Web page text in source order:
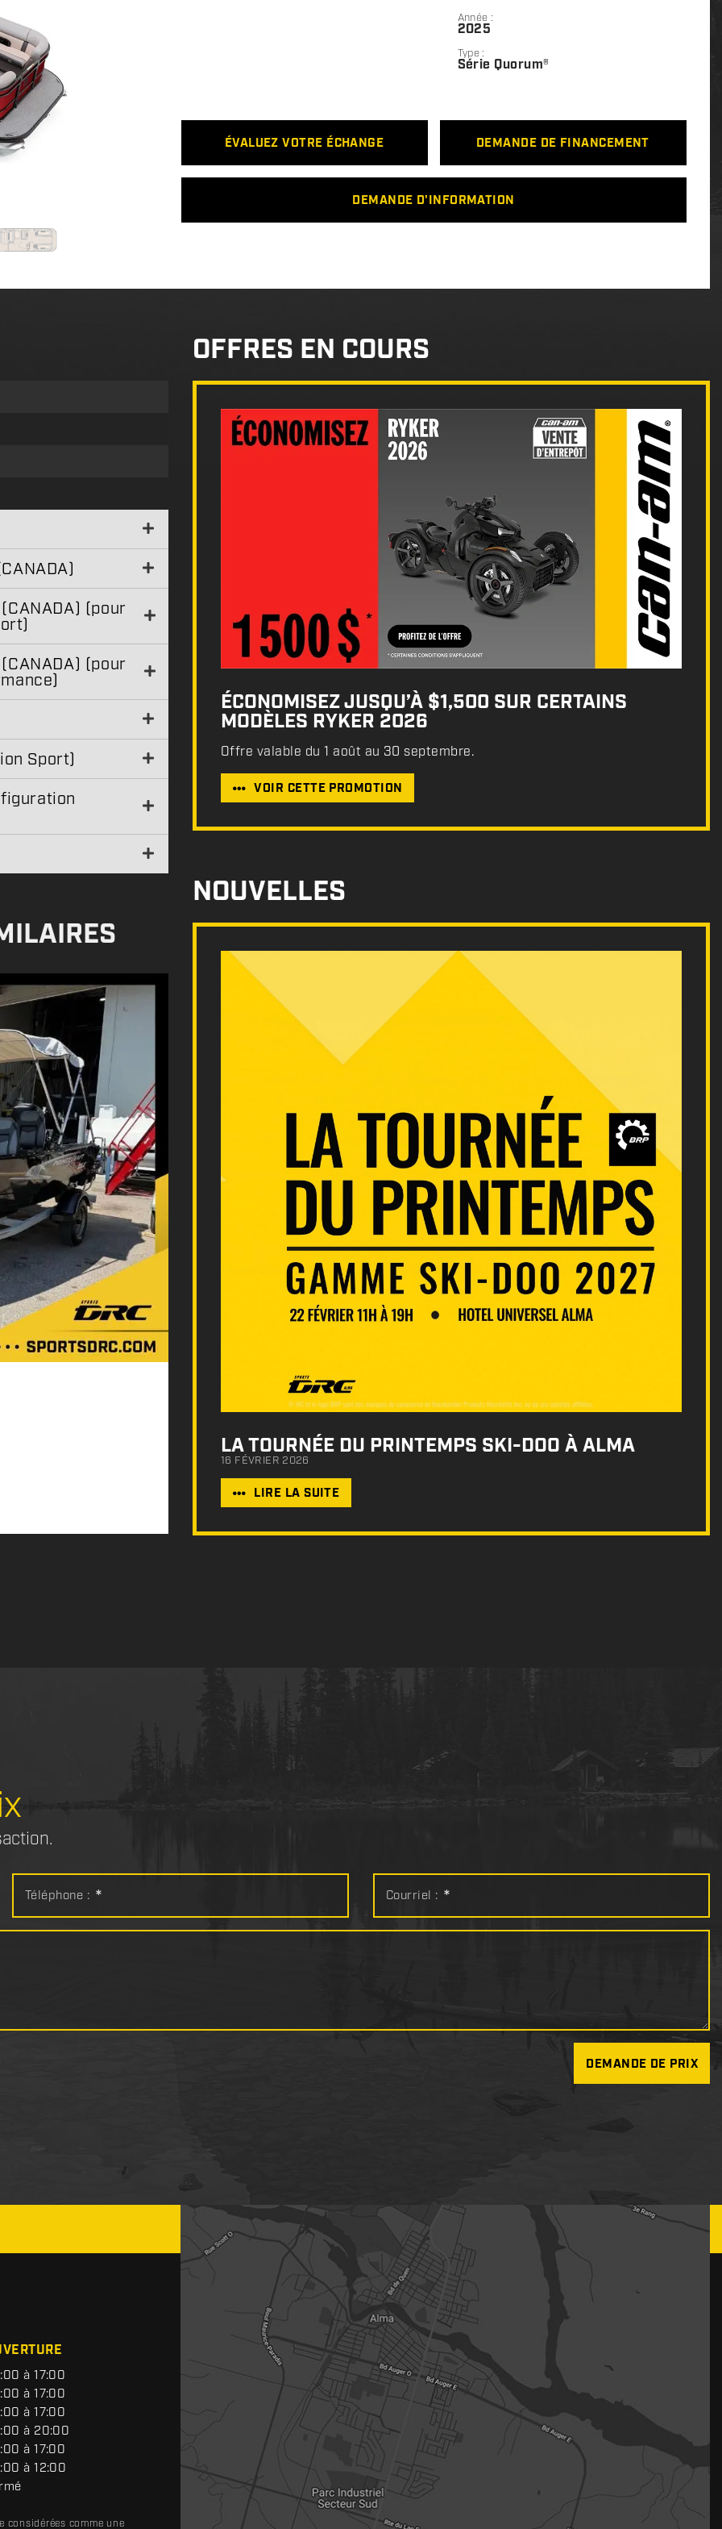
Année :
2025
Type :
Série Quorum®
ÉVALUEZ VOTRE ÉCHANGE DEMANDE DE FINANCEMENT
DEMANDE D'INFORMATION
(CANADA) (pour
(CANADA) (pour
Sport)
OFFRES EN COURS
ÉCONOMISEZ JUSQU’À $1,500 SUR CERTAINS
MODÈLES RYKER 2026
Offre valable du 1 août au 30 septembre.
VOIR CETTE PROMOTION
NOUVELLES
LA TOURNÉE DU PRINTEMPS SKI-DOO À ALMA
16 FÉVRIER 2026
LIRE LA SUITE
Téléphone : * Courriel : *
DEMANDE DE PRIX
à 17:00
à 17:00
à 17:00
à 20:00
à 17:00
à 12:00
comme une